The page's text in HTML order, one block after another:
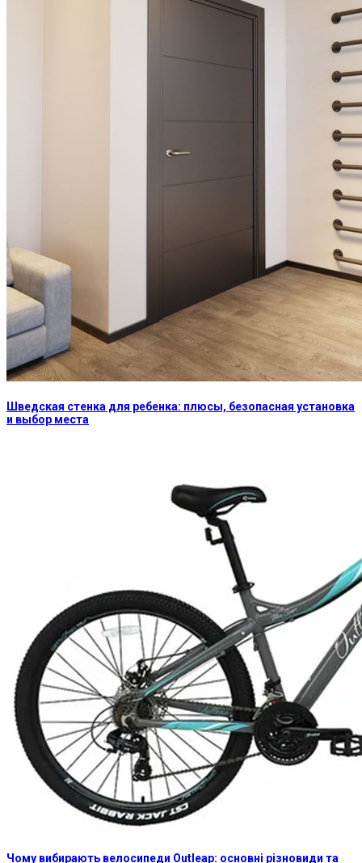
Шведская стенка для ребенка: плюсы, безопасная установка
и выбор места
Чому вибирають велосипеди Outleap: основні різновиди та